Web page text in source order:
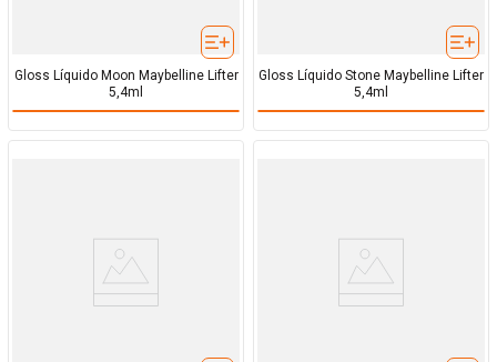
Gloss Líquido Moon Maybelline Lifter
5,4ml
Gloss Líquido Stone Maybelline Lifter
5,4ml